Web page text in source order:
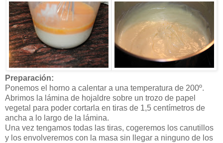
Preparación:
Ponemos el horno a calentar a una temperatura de 200º.
Abrimos la lámina de hojaldre sobre un trozo de papel
vegetal para poder cortarla en tiras de 1,5 centímetros de
ancha a lo largo de la lámina.
Una vez tengamos todas las tiras, cogeremos los canutillos
y los envolveremos con la masa sin
llegar a ninguno de los